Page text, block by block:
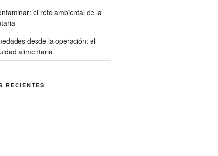
el reto ambiental de la
desde la operación: el
alimentaria
RECIENTES